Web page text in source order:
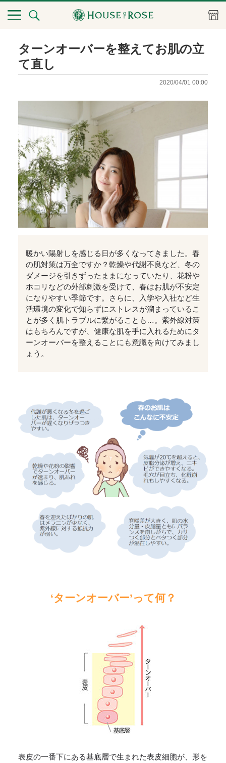
ターンオーバーを整えてお肌の立
て直し
2020/04/01 00:00
暖かい陽射しを感じる日が多くなってきました。春
の肌対策は万全ですか？乾燥や代謝不良など、冬の
ダメージを引きずったままになっていたり、花粉や
ホコリなどの外部刺激を受けて、春はお肌が不安定
になりやすい季節です。さらに、入学や入社など生
活環境の変化で知らずにストレスが溜まっているこ
とが多く肌トラブルに繋がることも…。紫外線対策
はもちろんですが、健康な肌を手に入れるためにタ
ーンオーバーを整えることにも意識を向けてみまし
ょう。
‘ターンオーバー’って何？
表皮の一番下にある基底層で生まれた表皮細胞が、形を